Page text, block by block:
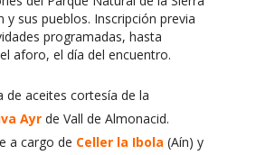
y sus pueblos. Inscripción previa
programadas, hasta
aforo, el día del encuentro.
de aceites cortesía de la
Ayr de Vall de Almonacid.
a cargo de Celler la Ibola (Aín) y